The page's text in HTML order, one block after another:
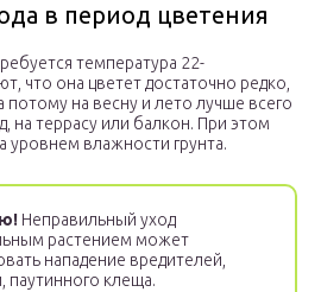
в период цветения
температура 22-
что она цветет достаточно редко,
потому на весну и лето лучше всего
на террасу или балкон. При этом
уровнем влажности грунта.
Неправильный уход
растением может
нападение вредителей,
паутинного клеща.